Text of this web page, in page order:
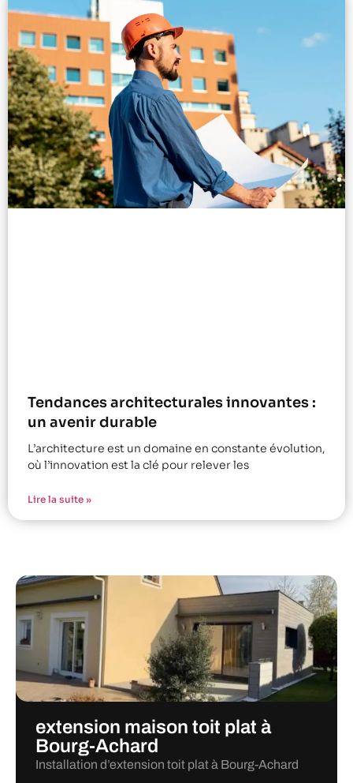
Tendances architecturales innovantes :
un avenir durable
L’architecture est un domaine en constante évolution,
où l’innovation est la clé pour relever les
Lire la suite »
extension maison toit plat à
Bourg-Achard
Installation d’extension toit plat à Bourg-Achard